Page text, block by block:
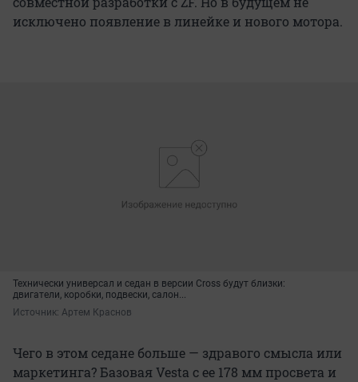
исключено появление в линейке и нового мотора.
Технически универсал и седан в версии Cross будут близки:
двигатели, коробки, подвески, салон...
Источник: Артем Краснов
Чего в этом седане больше — здравого смысла или
маркетинга? Базовая Vesta с ее 178 мм просвета и